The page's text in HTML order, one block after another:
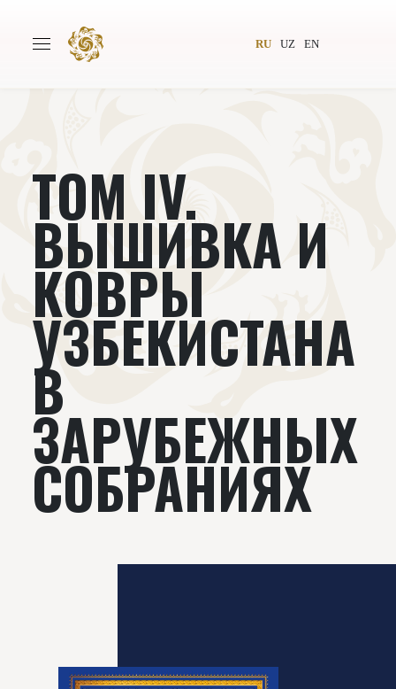
RU UZ EN
Издательство Новости
Проекты
Книги
ТОМ IV.
ВЫШИВКА И
КОВРЫ
УЗБЕКИСТАНА
В
ЗАРУБЕЖНЫХ
СОБРАНИЯХ